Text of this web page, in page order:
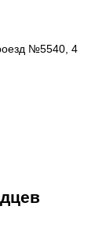
№5540, 4